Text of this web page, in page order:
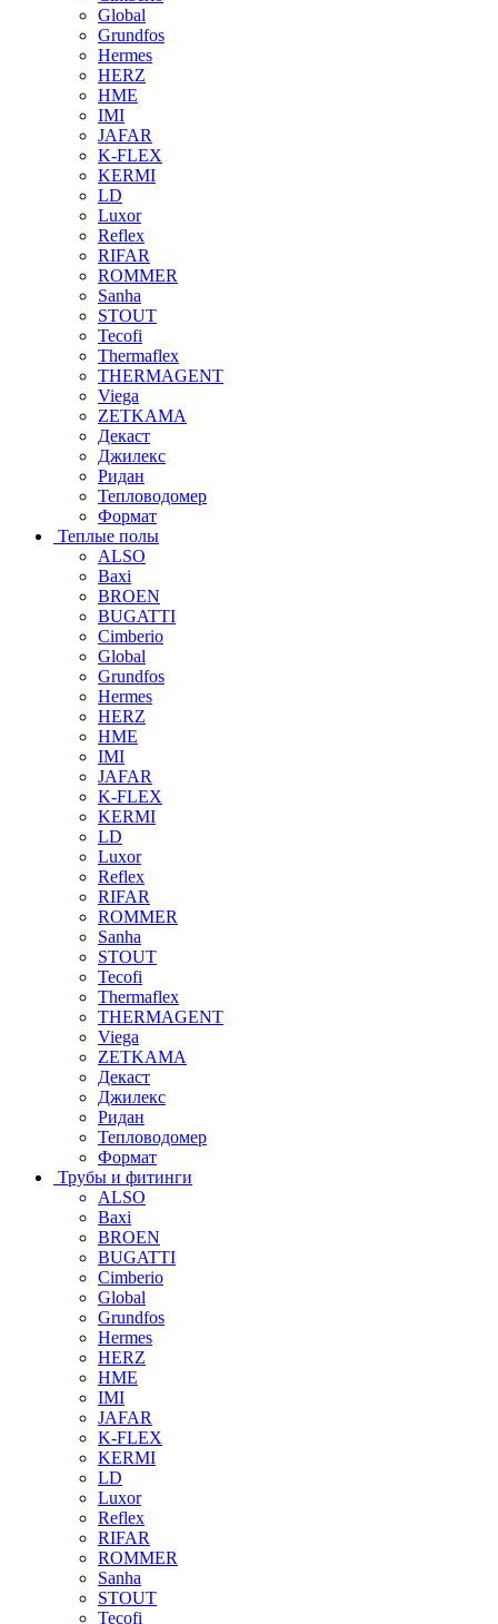
Global
Grundfos
Hermes
HERZ
HME
IMI
JAFAR
K-FLEX
KERMI
LD
Luxor
Reflex
RIFAR
ROMMER
Sanha
STOUT
Tecofi
Thermaflex
THERMAGENT
Viega
ZETKAMA
Декаст
Джилекс
Ридан
Тепловодомер
Формат
Теплые полы
ALSO
Baxi
BROEN
BUGATTI
Cimberio
Global
Grundfos
Hermes
HERZ
HME
IMI
JAFAR
K-FLEX
KERMI
LD
Luxor
Reflex
RIFAR
ROMMER
Sanha
STOUT
Tecofi
Thermaflex
THERMAGENT
Viega
ZETKAMA
Декаст
Джилекс
Ридан
Тепловодомер
Формат
Трубы и фитинги
ALSO
Baxi
BROEN
BUGATTI
Cimberio
Global
Grundfos
Hermes
HERZ
HME
IMI
JAFAR
K-FLEX
KERMI
LD
Luxor
Reflex
RIFAR
ROMMER
Sanha
STOUT
Tecofi